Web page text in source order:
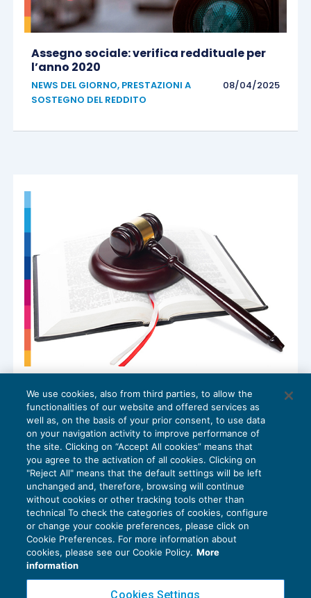
Assegno sociale: verifica reddituale per
l’anno 2020
NEWS DEL GIORNO, PRESTAZIONI A
SOSTEGNO DEL REDDITO
08/04/2025
Computo della durata massima del
contratto a termine
CONTRATTO DI LAVORO,NEWS DEL
GIORNO
08/04/2025
Privacy Policy
Cookie Policy
We use cookies, also from third parties, to allow the
functionalities of our website and offered services as
well as, on the basis of your prior consent, to use data
on your navigation activity to improve performance of
the site. Clicking on “Accept All cookies” means that
you agree to the activation of all cookies. Clicking on
"Reject All" means that the default settings will be left
unchanged and, therefore, browsing will continue
without cookies or other tracking tools other than
technical To check the categories of cookies, configure
or change your cookie preferences, please click on
Cookie Preferences. For more information about
cookies, please see our Cookie Policy. More
information
Cookies Settings